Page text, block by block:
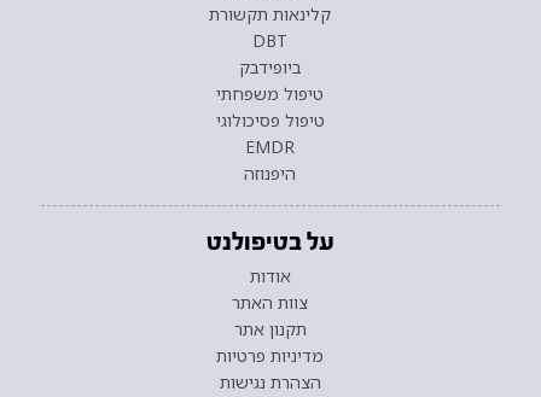
קלינאות תקשורת
DBT
ביופידבק
טיפול משפחתי
טיפול פסיכולוגי
EMDR
היפנוזה
על בטיפולנט
אודות
צוות האתר
תקנון אתר
מדיניות פרטיות
הצהרת נגישות